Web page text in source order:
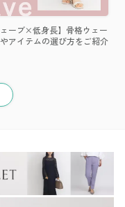
ェーブ×低身長】骨格ウェー
アイテムの選び方をご紹介